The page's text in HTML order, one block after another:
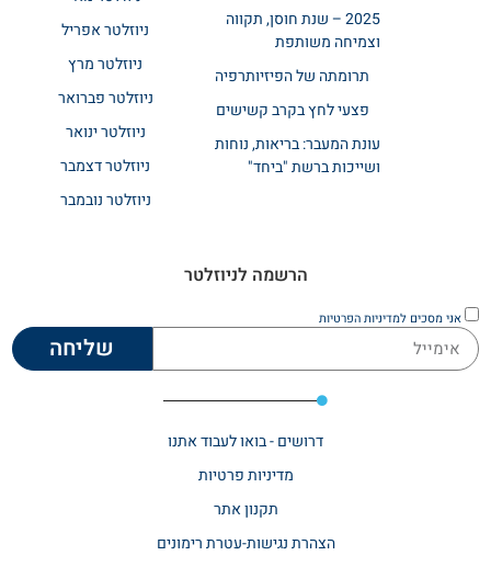
2025 – שנת חוסן, תקווה
וצמיחה משותפת
תרומתה של הפיזיותרפיה
פצעי לחץ בקרב קשישים
עונת המעבר: בריאות, נוחות
ושייכות ברשת "ביחד"
ניוזלטר אפריל
ניוזלטר מרץ
ניוזלטר פברואר
ניוזלטר ינואר
ניוזלטר דצמבר
ניוזלטר נובמבר
הרשמה לניוזלטר
אני מסכים למדיניות הפרטיות
שליחה
דרושים - בואו לעבוד אתנו
מדיניות פרטיות
תקנון אתר​
הצהרת נגישות-עטרת רימונים